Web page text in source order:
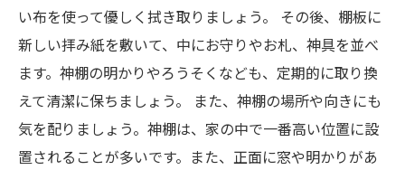
い布を使って優しく拭き取りましょう。 その後、棚板に
新しい拝み紙を敷いて、中にお守りやお札、神具を並べ
ます。神棚の明かりやろうそくなども、定期的に取り換
えて清潔に保ちましょう。 また、神棚の場所や向きにも
気を配りましょう。神棚は、家の中で一番高い位置に設
置されることが多いです。また、正面に窓や明かりがあ